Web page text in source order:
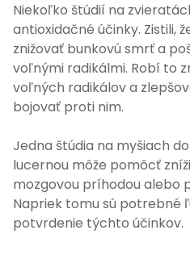
Niekoľko štúdií na
antioxidačné účinky. Zistili,
znižovať bunkovú smrť a
voľnými radikálmi. Robí to
voľných radikálov a
bojovať proti nim.
Jedna štúdia na myšiach
lucernou môže pomôcť
mozgovou príhodou alebo
Napriek tomu sú potrebné
potvrdenie týchto účinkov.